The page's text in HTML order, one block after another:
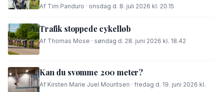
Af Tim Panduro · onsdag d. 8. juli 2026 kl. 20.15
Trafik stoppede cykelløb
Af Thomas Mose · søndag d. 28. juni 2026 kl. 18.42
Kan du svømme 200 meter?
Af Kirsten Marie Juel Mouritsen · fredag d. 19. juni 2026 kl.